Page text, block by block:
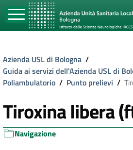
Azienda USL di Bologna /
Guida ai servizi dell'Azienda USL di
Poliambulatorio / Punto prelievi /
Tiroxina libera
Navigazione